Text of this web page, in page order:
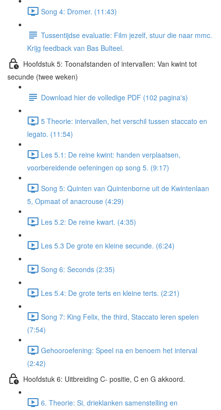
Song 4: Dromer. (11:43)
Tussentijdse evaluatie: Film jezelf, stuur die naar mmc.
Krijg feedback van Bas Bulteel.
Hoofdstuk 5: Toonafstanden of intervallen: Van kwint tot
secunde (twee weken)
Download hier de volledige PDF (102 pagina's)
5 Theorie: intervallen, het verschil tussen staccato en
legato. (11:54)
Les 5.1: De reine kwint: handen verplaatsen,
voorbereidende oefeningen op song 5. (9:17)
Song 5: Quinten van Quintenborne uit de Kwintenlaan
5, Opmaat of anacrouse (4:29)
Les 5.2: De reine kwart. (4:35)
Les 5.3 De grote en kleine secunde. (6:24)
Song 6: Seconds (2:35)
Les 5.4: De grote terts en kleine terts. (2:21)
Song 7: King Felix, the third, Staccato leren spelen
(7:54)
Gehooroefening: Speel na en benoem het interval
(2:42)
Hoofdstuk 6: Uitbreiding C- positie, C en G akkoord.
6. Theorie: Si, drieklanken samenstelling en